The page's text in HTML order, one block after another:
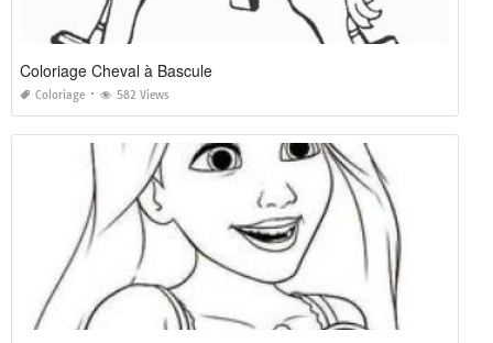
Coloriage Cheval à Bascule
Coloriage 582 Views